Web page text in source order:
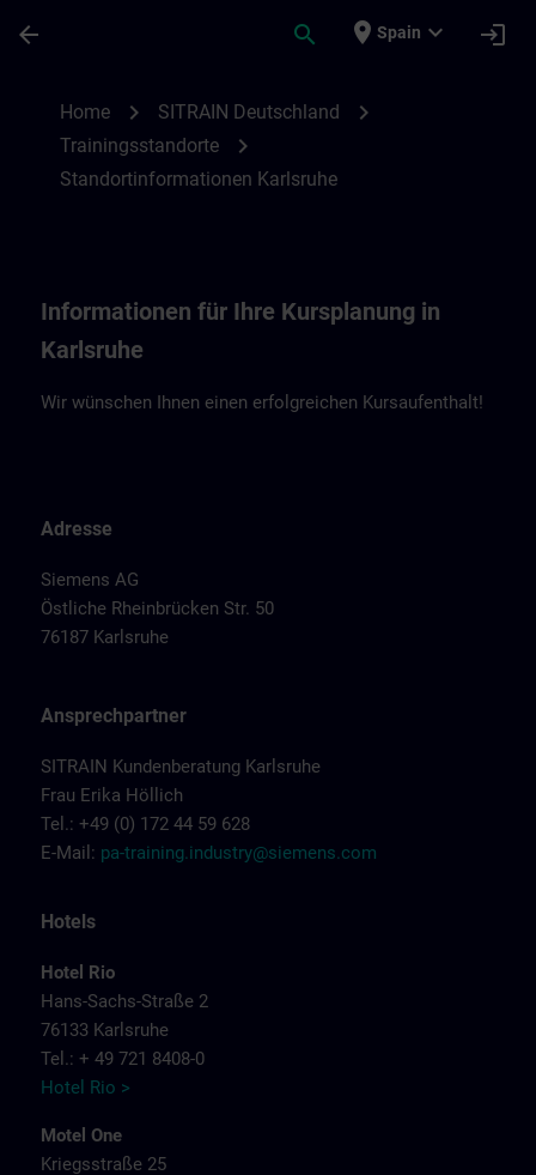
arrow_back search place Spain expand_more login
Home chevron_right SITRAIN Deutschland chevron_right
Trainingsstandorte chevron_right
Standortinformationen Karlsruhe
Informationen für Ihre Kursplanung in
Karlsruhe
Wir wünschen Ihnen einen erfolgreichen Kursaufenthalt!
Adresse
Siemens AG
Östliche Rheinbrücken Str. 50
76187 Karlsruhe
Ansprechpartner
SITRAIN Kundenberatung Karlsruhe
Frau Erika Höllich
Tel.: +49 (0) 172 44 59 628
E-Mail: pa-training.industry@siemens.com
Hotels
Hotel Rio
Hans-Sachs-Straße 2
76133 Karlsruhe
Tel.: + 49 721 8408-0
Hotel Rio >
Motel One
Kriegsstraße 25